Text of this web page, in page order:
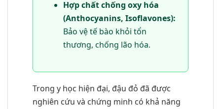
Hợp chất chống oxy hóa
(Anthocyanins, Isoflavones):
Bảo vệ tế bào khỏi tổn
thương, chống lão hóa.
Trong y học hiện đại, đậu đỏ đã được
nghiên cứu và chứng minh có khả năng